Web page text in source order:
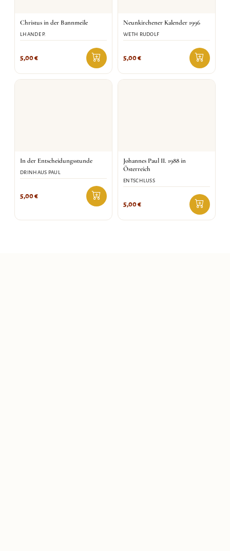
Christus in der Bannmeile
LHANDE P.
5,00€
Neunkirchener Kalender 1996
WETH RUDOLF
5,00€
In der Entscheidungsstunde
DRINHAUS PAUL
5,00€
Johannes Paul II. 1988 in
Österreich
ENTSCHLUSS
5,00€